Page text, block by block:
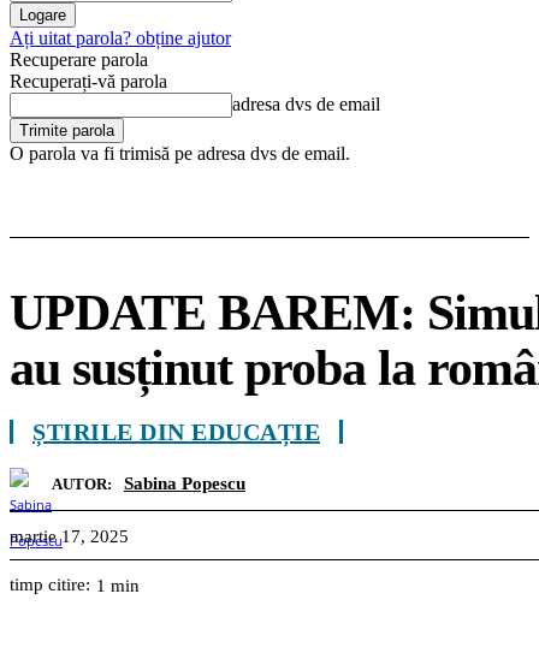
Ați uitat parola? obține ajutor
Recuperare parola
Recuperați-vă parola
adresa dvs de email
O parola va fi trimisă pe adresa dvs de email.
UPDATE BAREM:
au susținut proba la
ȘTIRILE DIN EDUCAȚIE
AUTOR: Sabina Popescu
martie 17, 2025
timp citire: 1 min